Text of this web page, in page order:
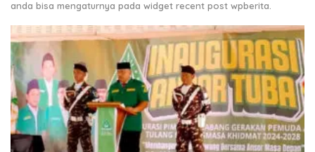
anda bisa mengaturnya pada widget recent post wpberita.